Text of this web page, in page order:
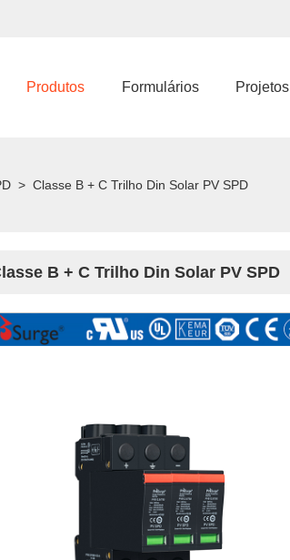
Produtos Formulários Projetos
> Classe B + C Trilho Din Solar PV SPD
B + C Trilho Din Solar PV SPD